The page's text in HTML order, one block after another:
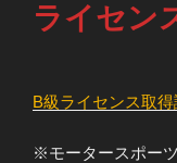
ライセン
B級ライセンス取
※モータースポー